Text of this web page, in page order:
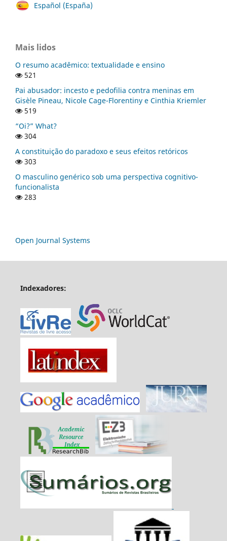
Español (España)
Mais lidos
O resumo acadêmico: textualidade e ensino
521
Pai abusador: incesto e pedofilia contra meninas em
Gisèle Pineau, Nicole Cage-Florentiny e Cinthia Kriemler
519
“Oi?” What?
304
A constituição do paradoxo e seus efeitos retóricos
303
O masculino genérico sob uma perspectiva cognitivo-
funcionalista
283
Open Journal Systems
Indexadores: